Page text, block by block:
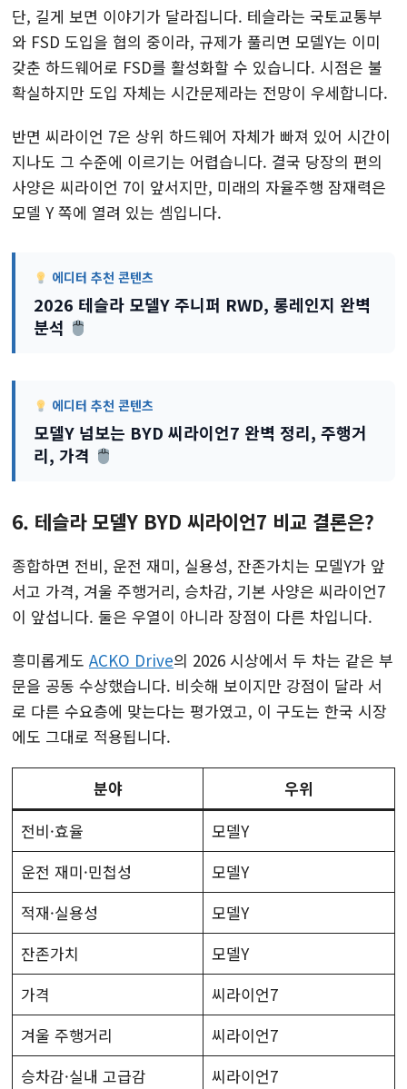
단, 길게 보면 이야기가 달라집니다. 테슬라는 국토교통부
와 FSD 도입을 협의 중이라, 규제가 풀리면 모델Y는 이미
갖춘 하드웨어로 FSD를 활성화할 수 있습니다. 시점은 불
확실하지만 도입 자체는 시간문제라는 전망이 우세합니다.
반면 씨라이언 7은 상위 하드웨어 자체가 빠져 있어 시간이
지나도 그 수준에 이르기는 어렵습니다. 결국 당장의 편의
사양은 씨라이언 7이 앞서지만, 미래의 자율주행 잠재력은
모델 Y 쪽에 열려 있는 셈입니다.
에디터 추천 콘텐츠
2026 테슬라 모델Y 주니퍼 RWD, 롱레인지 완벽
분석
에디터 추천 콘텐츠
모델Y 넘보는 BYD 씨라이언7 완벽 정리, 주행거
리, 가격
6. 테슬라 모델Y BYD 씨라이언7 비교 결론은?
종합하면 전비, 운전 재미, 실용성, 잔존가치는 모델Y가 앞
서고 가격, 겨울 주행거리, 승차감, 기본 사양은 씨라이언7
이 앞섭니다. 둘은 우열이 아니라 장점이 다른 차입니다.
흥미롭게도 ACKO Drive의 2026 시상에서 두 차는 같은 부
문을 공동 수상했습니다. 비슷해 보이지만 강점이 달라 서
로 다른 수요층에 맞는다는 평가였고, 이 구도는 한국 시장
에도 그대로 적용됩니다.
분야
우위
전비·효율
모델Y
운전 재미·민첩성
모델Y
적재·실용성
모델Y
잔존가치
모델Y
가격
씨라이언7
겨울 주행거리
씨라이언7
승차감·실내 고급감
씨라이언7